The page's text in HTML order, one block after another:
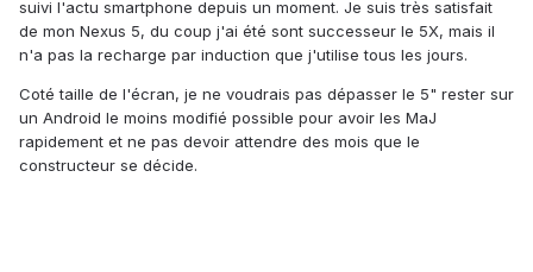
suivi l'actu smartphone depuis un moment. Je suis très satisfait
de mon Nexus 5, du coup j'ai été sont successeur le 5X, mais il
n'a pas la recharge par induction que j'utilise tous les jours.
Coté taille de l'écran, je ne voudrais pas dépasser le 5" rester sur
un Android le moins modifié possible pour avoir les MaJ
rapidement et ne pas devoir attendre des mois que le
constructeur se décide.